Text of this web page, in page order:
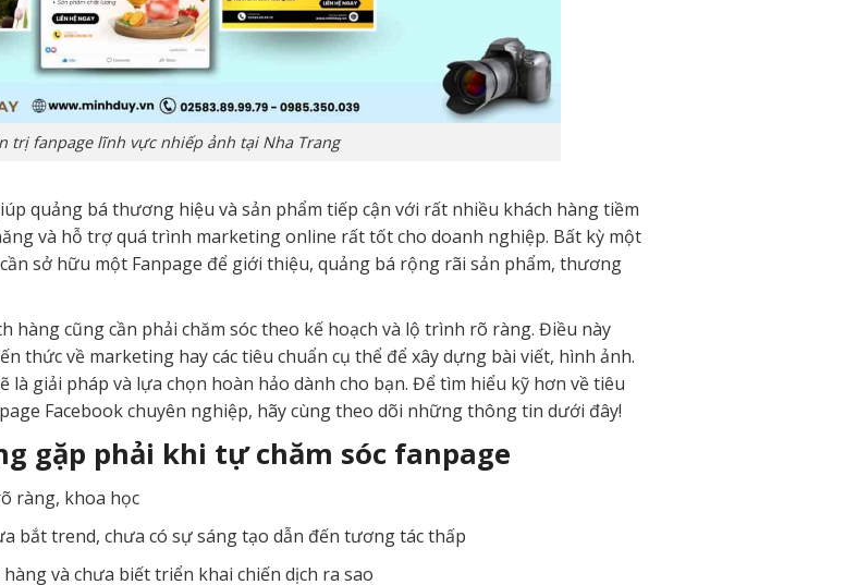
trị fanpage lĩnh vực nhiếp ảnh tại Nha Trang
quảng bá thương hiệu và sản phẩm tiếp cận với rất nhiều khách hàng tiềm
và hỗ trợ quá trình marketing online rất tốt cho doanh nghiệp. Bất kỳ một
sở hữu một Fanpage để giới thiệu, quảng bá rộng rãi sản phẩm, thương
hàng cũng cần phải chăm sóc theo kế hoạch và lộ trình rõ ràng. Điều này
thức về marketing hay các tiêu chuẩn cụ thể để xây dựng bài viết, hình ảnh.
là giải pháp và lựa chọn hoàn hảo dành cho bạn. Để tìm hiểu kỹ hơn về tiêu
Facebook chuyên nghiệp, hãy cùng theo dõi những thông tin dưới đây!
gặp phải khi tự chăm sóc fanpage
ràng, khoa học
bắt trend, chưa có sự sáng tạo dẫn đến tương tác thấp
và chưa biết triển khai chiến dịch ra sao